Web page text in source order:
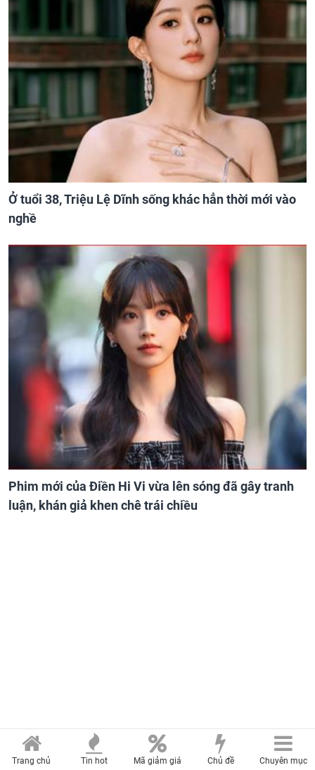
Ở tuổi 38, Triệu Lệ Dĩnh sống khác hẳn thời mới vào
nghề
Phim mới của Điền Hi Vi vừa lên sóng đã gây tranh
luận, khán giả khen chê trái chiều
Trang chủ Tin hot Mã giảm giá Chủ đề Chuyên mục